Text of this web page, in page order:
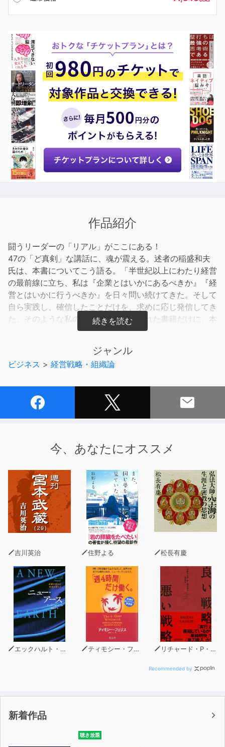
作品紹介
闘うリーダーの「リアル」がここにある！
47の「ど真剣」な講話に、魂が震える。述者の稲盛和夫
氏は、本書についてこう語る。「半世紀以上にわたり経営
の最前線に立ち、私は『企業とはいかにあるべきか』『経
営とはいかに行うべきか』を日々問い続けてきた。そして
自ら実践し、確信したことだけを、求めに応じ発信してき
た。そのような私の口述記録から生まれた書籍だけに、本
書は経営における私の『信念』を著した書籍ともいえよ
が、あなたの行く道を照らしてくれる。
〈目次〉
●成果主義ではなく実力主義でいく
●「思い」を伝える場を大切にする
●嘘を本当にする
●知的なバーバリアンであり続ける など。
ジャンル
ビジネス > 経営戦略・組織論
今、あなたにオススメ
吉川英治 住野よる 松長有慶
エックハルト・トール ティモシー・フェリス リチャード・P・ルメルト
Recommended by
新着作品
聴き放題